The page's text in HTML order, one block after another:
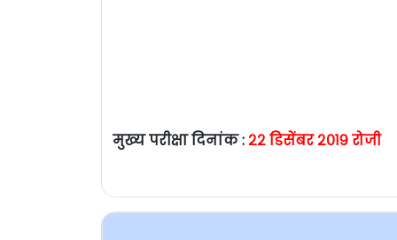
मुख्य परीक्षा दिनांक : २२ डिसेंबर २०१९ रोजी